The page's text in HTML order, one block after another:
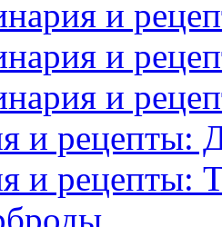
и
и
и
и рецепты:
и рецепты: